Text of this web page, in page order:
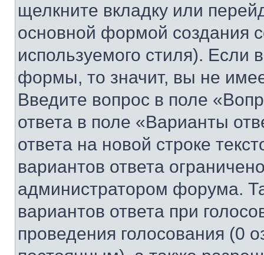
щелкните вкладку или
основной формой создания
используемого стиля). Если
формы, то значит, вы не
Введите вопрос в поле
ответа в поле «Варианты
ответа на новой строке
вариантов ответа
администратором форума.
вариантов ответа при
проведения голосования (0